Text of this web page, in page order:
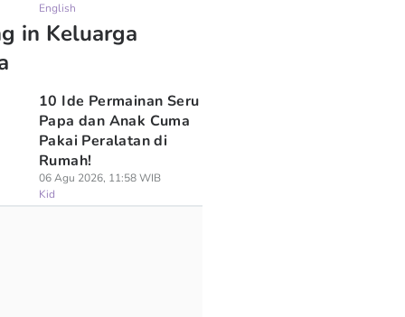
English
in Keluarga
10 Ide Permainan Seru
Papa dan Anak Cuma
Pakai Peralatan di
Rumah!
06 Agu 2026, 11:58 WIB
Kid